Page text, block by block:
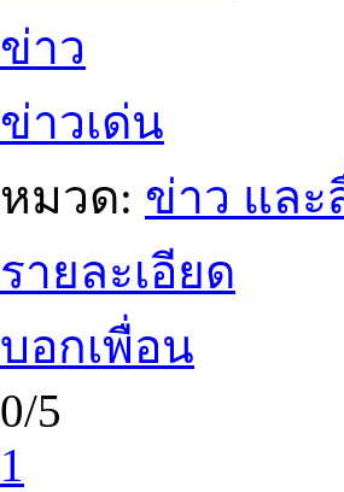
ข่าว
ข่าวเด่น
หมวด: ข่าว และ
รายละเอียด
บอกเพื่อน
0/5
1